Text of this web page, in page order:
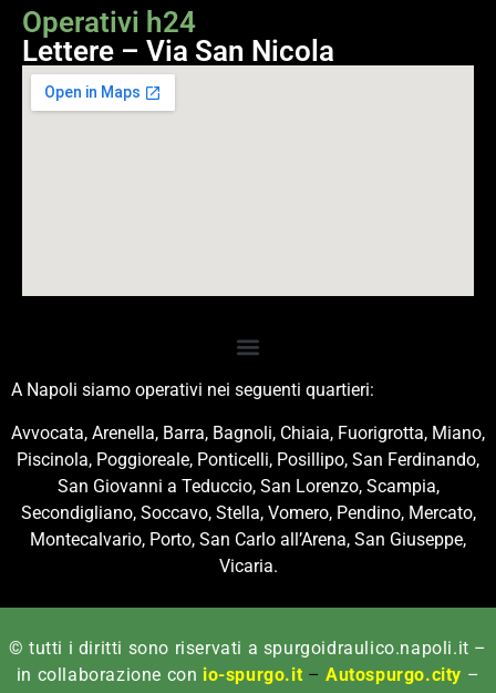
Operativi h24
Lettere – Via San Nicola
A Napoli siamo operativi nei seguenti quartieri:
Avvocata, Arenella, Barra, Bagnoli, Chiaia, Fuorigrotta, Miano,
Piscinola, Poggioreale, Ponticelli, Posillipo, San Ferdinando,
San Giovanni a Teduccio, San Lorenzo, Scampia,
Secondigliano, Soccavo, Stella, Vomero, Pendino, Mercato,
Montecalvario, Porto, San Carlo all’Arena, San Giuseppe,
Vicaria.
© tutti i diritti sono riservati a spurgoidraulico.napoli.it –
in collaborazione con io-spurgo.it – Autospurgo.city –